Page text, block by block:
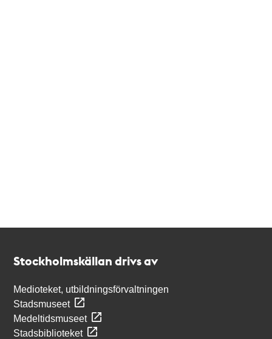
Stockholmskällan drivs av
Medioteket, utbildningsförvaltningen
Stadsmuseet
Medeltidsmuseet
Stadsbiblioteket